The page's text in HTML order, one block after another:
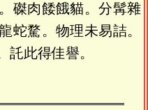
磔肉餧餓貓。分髯雜
蛇騖。物理未易詰。
託此得佳譽。